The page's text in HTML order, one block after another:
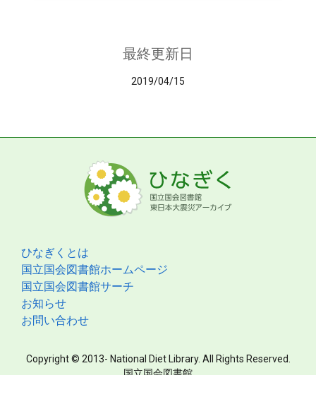
最終更新日
2019/04/15
ひなぎくとは
国立国会図書館ホームページ
国立国会図書館サーチ
お知らせ
お問い合わせ
Copyright © 2013- National Diet Library. All Rights Reserved.